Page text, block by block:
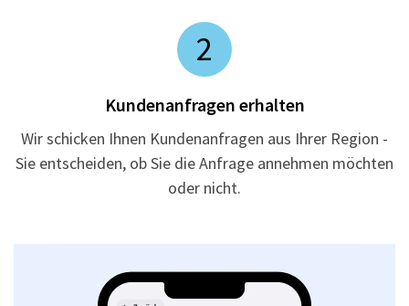
2
Kundenanfragen erhalten
Wir schicken Ihnen Kundenanfragen aus Ihrer Region -
Sie entscheiden, ob Sie die Anfrage annehmen möchten
oder nicht.